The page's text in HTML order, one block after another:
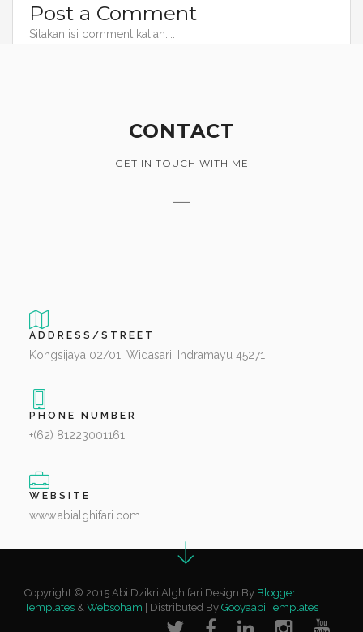
Post a Comment
Silakan isi comment kalian....
CONTACT
GET IN TOUCH WITH ME
ADDRESS/STREET
Kongsijaya 02/01, Widasari, Indramayu 45271
PHONE NUMBER
+(62) 81223001161
WEBSITE
www.abialghifari.com
Copyright © 2015 Abi Dzikri Alghifari.Design By Blogger
Templates & Websoham | Distributed By Gooyaabi Templates .